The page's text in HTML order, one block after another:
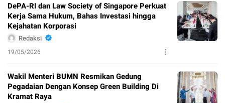
DePA-RI dan Law Society of Singapore Perkuat
Kerja Sama Hukum, Bahas Investasi hingga
Kejahatan Korporasi
Redaksi
19/05/2026
Wakil Menteri BUMN Resmikan Gedung
Pegadaian Dengan Konsep Green Building Di
Kramat Raya